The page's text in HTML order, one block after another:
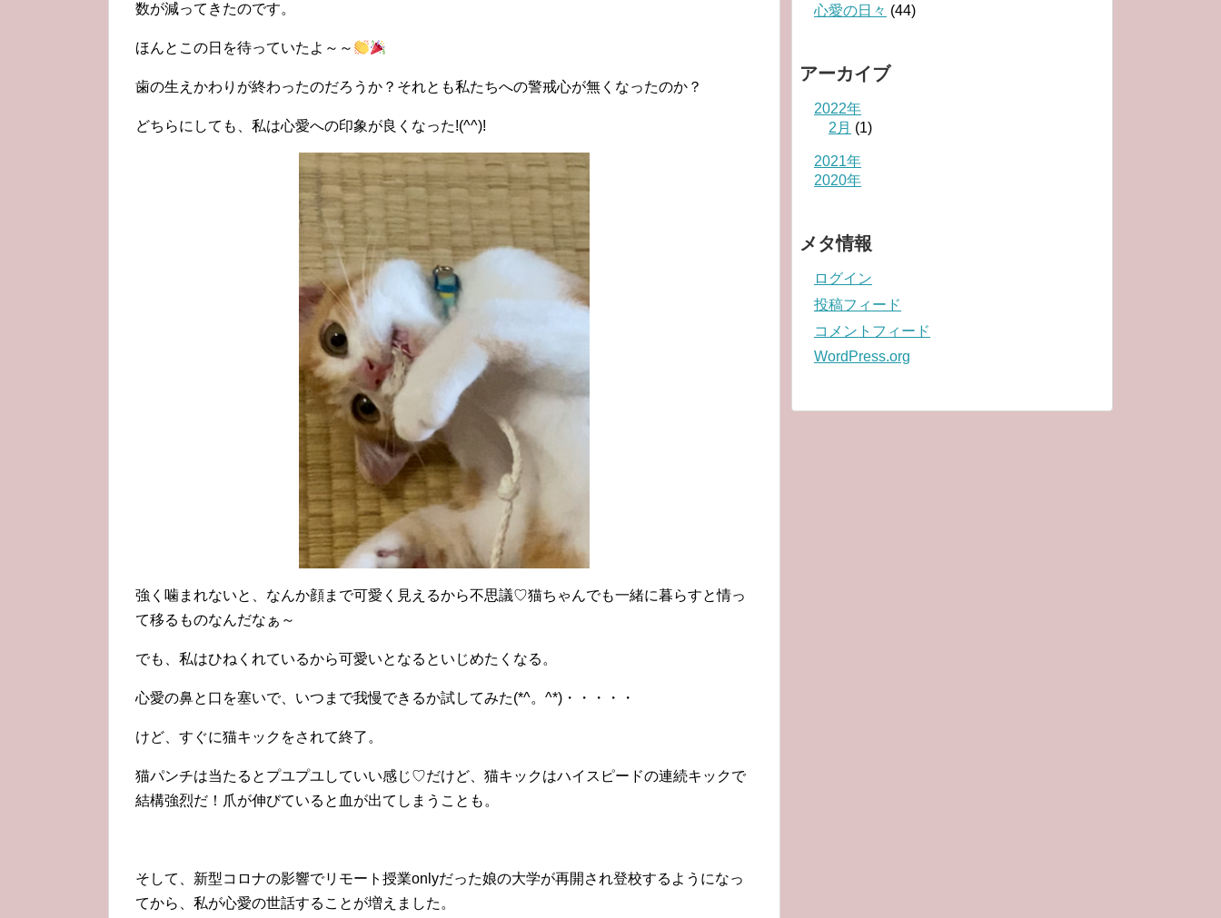
数が減ってきたのです。
ほんとこの日を待っていたよ～～
歯の生えかわりが終わったのだろうか？それとも私たちへの警戒心が無くなったのか？
どちらにしても、私は心愛への印象が良くなった!(^^)!
強く噛まれないと、なんか顔まで可愛く見えるから不思議♡猫ちゃんでも一緒に暮らすと情っ
て移るものなんだなぁ～
でも、私はひねくれているから可愛いとなるといじめたくなる。
心愛の鼻と口を塞いで、いつまで我慢できるか試してみた(*^。^*)・・・・・
けど、すぐに猫キックをされて終了。
猫パンチは当たるとプユプユしていい感じ♡だけど、猫キックはハイスピードの連続キックで
結構強烈だ！爪が伸びていると血が出てしまうことも。
そして、新型コロナの影響でリモート授業onlyだった娘の大学が再開され登校するようになっ
てから、私が心愛の世話することが増えました。
心愛の日々 (44)
アーカイブ
2022年
2月 (1)
2021年
2020年
メタ情報
ログイン
投稿フィード
コメントフィード
WordPress.org